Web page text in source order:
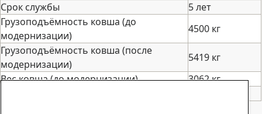
Срок службы
5 лет
Грузоподъёмность ковша (до
модернизации)
4500 кг
Грузоподъёмность ковша (после
модернизации)
5419 кг
Вес ковша (до модернизации)
3062 кг